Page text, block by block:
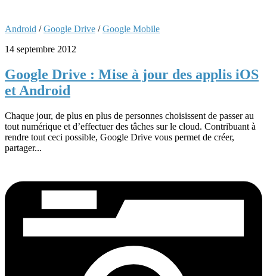
Android /Google Drive /Google Mobile
14 septembre 2012
Google Drive : Mise à jour des applis iOS
et Android
Chaque jour, de plus en plus de personnes choisissent de passer au
tout numérique et d’effectuer des tâches sur le cloud. Contribuant à
rendre tout ceci possible, Google Drive vous permet de créer,
partager...